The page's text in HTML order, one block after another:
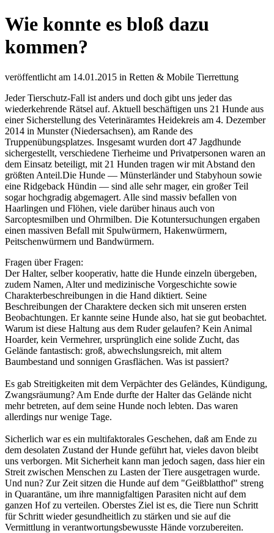
Wie konnte es bloß dazu
kommen?
veröffentlicht am 14.01.2015 in Retten & Mobile Tierrettung
Jeder Tierschutz-Fall ist anders und doch gibt uns jeder das
wiederkehrende Rätsel auf. Aktuell beschäftigen uns 21 Hunde aus
einer Sicherstellung des Veterinäramtes Heidekreis am 4. Dezember
2014 in Munster (Niedersachsen), am Rande des
Truppenübungsplatzes. Insgesamt wurden dort 47 Jagdhunde
sichergestellt, verschiedene Tierheime und Privatpersonen waren an
dem Einsatz beteiligt, mit 21 Hunden tragen wir mit Abstand den
größten Anteil.Die Hunde — Münsterländer und Stabyhoun sowie
eine Ridgeback Hündin — sind alle sehr mager, ein großer Teil
sogar hochgradig abgemagert. Alle sind massiv befallen von
Haarlingen und Flöhen, viele darüber hinaus auch von
Sarcoptesmilben und Ohrmilben. Die Kotuntersuchungen ergaben
einen massiven Befall mit Spulwürmern, Hakenwürmern,
Peitschenwürmern und Bandwürmern.
Fragen über Fragen:
Der Halter, selber kooperativ, hatte die Hunde einzeln übergeben,
zudem Namen, Alter und medizinische Vorgeschichte sowie
Charakterbeschreibungen in die Hand diktiert. Seine
Beschreibungen der Charaktere decken sich mit unseren ersten
Beobachtungen. Er kannte seine Hunde also, hat sie gut beobachtet.
Warum ist diese Haltung aus dem Ruder gelaufen? Kein Animal
Hoarder, kein Vermehrer, ursprünglich eine solide Zucht, das
Gelände fantastisch: groß, abwechslungsreich, mit altem
Baumbestand und sonnigen Grasflächen. Was ist passiert?
Es gab Streitigkeiten mit dem Verpächter des Geländes, Kündigung,
Zwangsräumung? Am Ende durfte der Halter das Gelände nicht
mehr betreten, auf dem seine Hunde noch lebten. Das waren
allerdings nur wenige Tage.
Sicherlich war es ein multifaktorales Geschehen, daß am Ende zu
dem desolaten Zustand der Hunde geführt hat, vieles davon bleibt
uns verborgen. Mit Sicherheit kann man jedoch sagen, dass hier ein
Streit zwischen Menschen zu Lasten der Tiere ausgetragen wurde.
Und nun? Zur Zeit sitzen die Hunde auf dem "Geißblatthof" streng
in Quarantäne, um ihre mannigfaltigen Parasiten nicht auf dem
ganzen Hof zu verteilen. Oberstes Ziel ist es, die Tiere nun Schritt
für Schritt wieder gesundheitlich zu stärken und sie auf die
Vermittlung in verantwortungsbewusste Hände vorzubereiten.